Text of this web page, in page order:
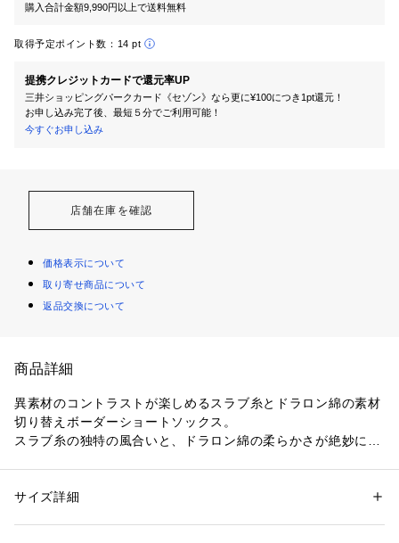
購入合計金額9,990円以上で送料無料
取得予定ポイント数： 14 pt
提携クレジットカードで還元率UP
三井ショッピングパークカード《セゾン》なら更に¥100につき1pt還元！
お申し込み完了後、最短５分でご利用可能！
今すぐお申し込み
店舗在庫を確認
価格表示について
取り寄せ商品について
返品交換について
商品詳細
異素材のコントラストが楽しめるスラブ糸とドラロン綿の素材
切り替えボーダーショートソックス。
スラブ糸の独特の風合いと、ドラロン綿の柔らかさが絶妙に融
ます。
性別：メンズ
素材：コットン アクリル ポリエステル ナイロン ポリウレタン
サイズ詳細